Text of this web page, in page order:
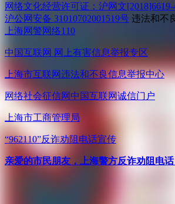
网络文化经营许可证：沪网文[2018]6619-
沪公网安备 31010702001519号 违法和不
上海网警网络110
中国互联网 网上有害信息举报专区
上海市互联网违法和不良信息举报中心
网络社会征信网 中国互联网诚信门户
上海市工商管理局
“962110”反诈劝阻电话宣传
亲爱的市民朋友，上海警方反诈劝阻电